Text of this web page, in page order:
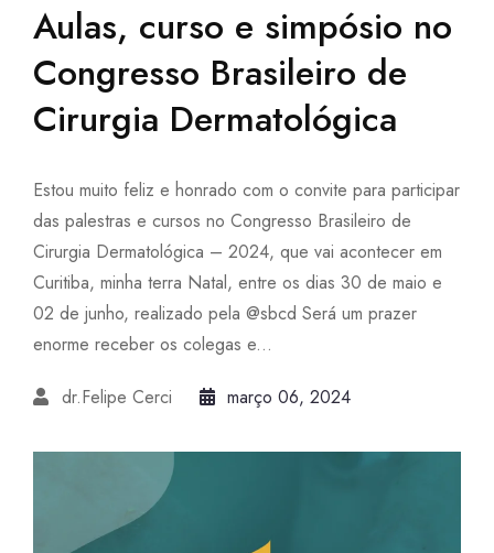
Aulas, curso e simpósio no
Congresso Brasileiro de
Cirurgia Dermatológica
Estou muito feliz e honrado com o convite para participar
das palestras e cursos no Congresso Brasileiro de
Cirurgia Dermatológica – 2024, que vai acontecer em
Curitiba, minha terra Natal, entre os dias 30 de maio e
02 de junho, realizado pela @sbcd Será um prazer
enorme receber os colegas e...
dr.Felipe Cerci março 06, 2024